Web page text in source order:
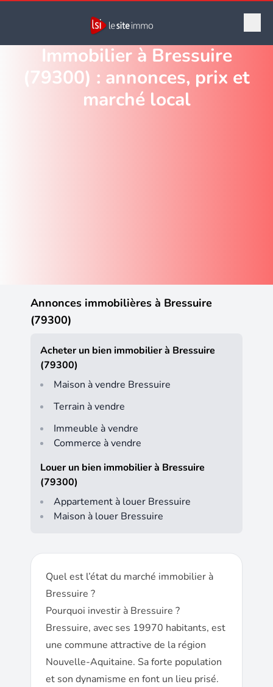
Immobilier à Bressuire
(79300) : annonces, prix et
marché local
Annonces immobilières à Bressuire
(79300)
Acheter un bien immobilier à Bressuire
(79300)
Maison à vendre Bressuire
Terrain à vendre
Immeuble à vendre
Commerce à vendre
Louer un bien immobilier à Bressuire
(79300)
Appartement à louer Bressuire
Maison à louer Bressuire
Quel est l’état du marché immobilier à
Bressuire ?
Pourquoi investir à Bressuire ?
Bressuire, avec ses 19970 habitants, est
une commune attractive de la région
Nouvelle-Aquitaine. Sa forte population
et son dynamisme en font un lieu prisé.